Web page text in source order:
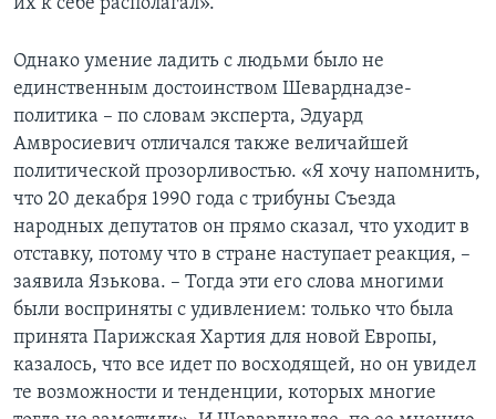
их к себе располагал».
Однако умение ладить с людьми было не
единственным достоинством Шеварднадзе-
политика – по словам эксперта, Эдуард
Амвросиевич отличался также величайшей
политической прозорливостью. «Я хочу напомнить,
что 20 декабря 1990 года с трибуны Съезда
народных депутатов он прямо сказал, что уходит в
отставку, потому что в стране наступает реакция, –
заявила Язькова. – Тогда эти его слова многими
были восприняты с удивлением: только что была
принята Парижская Хартия для новой Европы,
казалось, что все идет по восходящей, но он увидел
те возможности и тенденции, которых многие